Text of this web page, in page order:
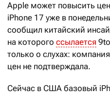
Apple может повысить
iPhone 17 уже в
сообщил китайский
на которого ссылается
только о слухах:
цен не подтверждала.
Сейчас в США базовый